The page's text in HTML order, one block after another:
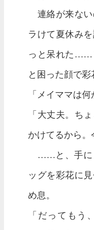
連絡が来ない
ラけて夏休み
っと呆れた……
と困った顔で彩
「メイママは
「大丈夫。ち
かけてるから。
……と、手に
ッグを彩花に
め息。
「だってもう